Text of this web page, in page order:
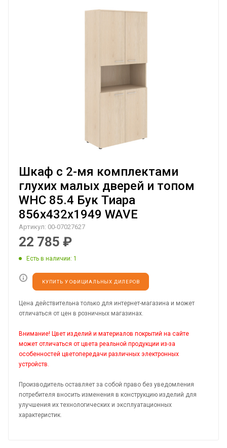
Шкаф с 2-мя комплектами
глухих малых дверей и топом
WHC 85.4 Бук Тиара
856х432х1949 WAVE
Артикул: 00-07027627
22 785 ₽
Есть в наличии: 1
КУПИТЬ У ОФИЦИАЛЬНЫХ ДИЛЕРОВ
Цена действительна только для интернет-магазина и может
отличаться от цен в розничных магазинах.
Внимание! Цвет изделий и материалов покрытий на сайте
может отличаться от цвета реальной продукции из-за
особенностей цветопередачи различных электронных
устройств.
Производитель оставляет за собой право без уведомления
потребителя вносить изменения в конструкцию изделий для
улучшения их технологических и эксплуатационных
характеристик.